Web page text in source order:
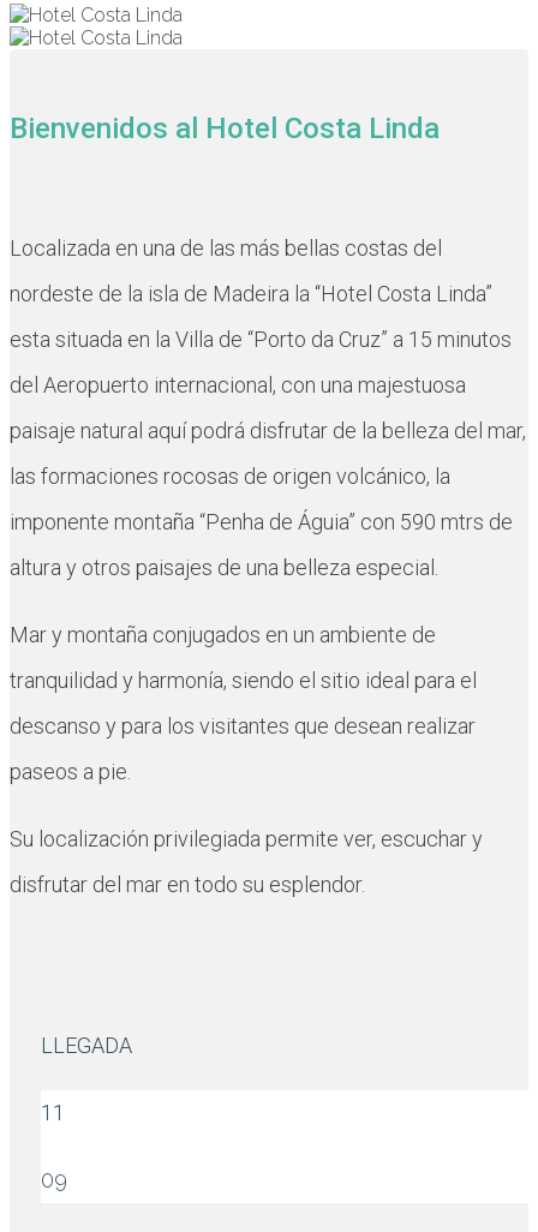
Bienvenidos al Hotel Costa Linda
Localizada en una de las más bellas costas del
nordeste de la isla de Madeira la “Hotel Costa Linda”
esta situada en la Villa de “Porto da Cruz” a 15 minutos
del Aeropuerto internacional, con una majestuosa
paisaje natural aquí podrá disfrutar de la belleza del mar,
las formaciones rocosas de origen volcánico, la
imponente montaña “Penha de Águia” con 590 mtrs de
altura y otros paisajes de una belleza especial.
Mar y montaña conjugados en un ambiente de
tranquilidad y harmonía, siendo el sitio ideal para el
descanso y para los visitantes que desean realizar
paseos a pie.
Su localización privilegiada permite ver, escuchar y
disfrutar del mar en todo su esplendor.
LLEGADA
11
09